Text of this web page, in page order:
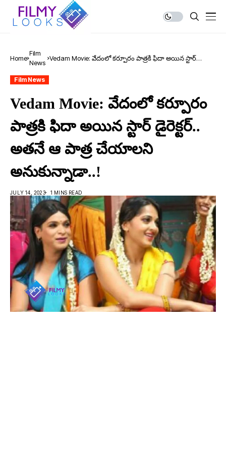
Home
Film
News
Vedam Movie: వేదంలో క‌ర్పూరం పాత్ర‌కి ఫిదా అయిన స్టార్
Film News
Vedam Movie: వేదంలో క‌ర్పూరం
పాత్ర‌కి ఫిదా అయిన స్టార్ డైరెక్ట‌ర్..
అత‌నే ఆ పాత్ర చేయాల‌ని
అనుకున్నాడా..!
JULY 14, 2023 1 MINS READ